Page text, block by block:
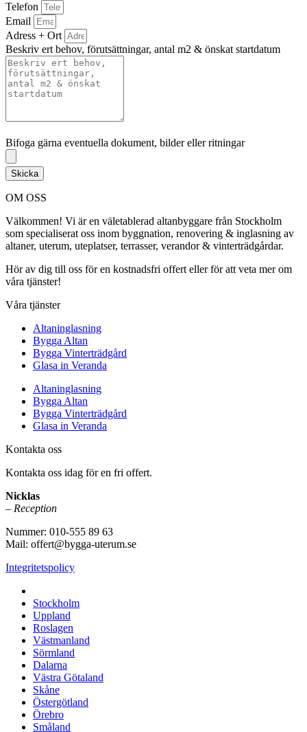
Telefon
Email
Adress + Ort
Beskriv ert behov, förutsättningar, antal m2 & önskat startdatum
Bifoga gärna eventuella dokument, bilder eller ritningar
Skicka
OM OSS
Välkommen! Vi är en väletablerad altanbyggare från Stockholm
som specialiserat oss inom byggnation, renovering & inglasning av
altaner, uterum, uteplatser, terrasser, verandor & vinterträdgårdar.
Hör av dig till oss för en kostnadsfri offert eller för att veta mer om
våra tjänster!
Våra tjänster
Altaninglasning
Bygga Altan
Bygga Vinterträdgård
Glasa in Veranda
Altaninglasning
Bygga Altan
Bygga Vinterträdgård
Glasa in Veranda
Kontakta oss
Kontakta oss idag för en fri offert.
Nicklas
– Reception
Nummer: 010-555 89 63
Mail: offert@bygga-uterum.se
Integritetspolicy
Stockholm
Uppland
Roslagen
Västmanland
Sörmland
Dalarna
Västra Götaland
Skåne
Östergötland
Örebro
Småland